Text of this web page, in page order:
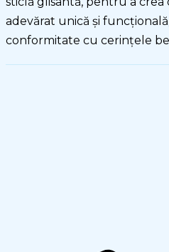
adevărat unică şi
conformitate cu cerinţele